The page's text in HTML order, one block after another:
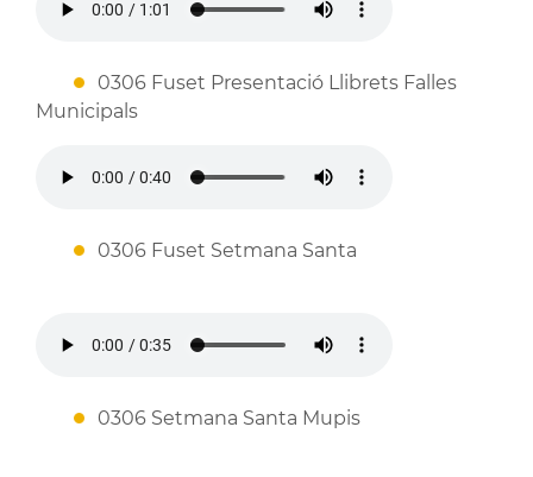
0306 Fuset Presentació Llibrets Falles
Municipals
0306 Fuset Setmana Santa
0306 Setmana Santa Mupis